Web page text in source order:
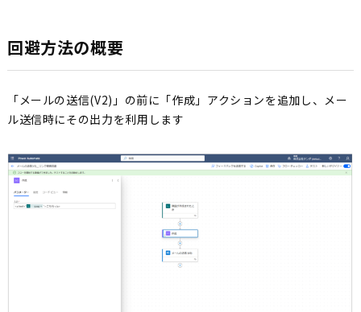
回避方法の概要
「メールの送信(V2)」の前に「作成」アクションを追加し、メー
ル送信時にその出力を利用します